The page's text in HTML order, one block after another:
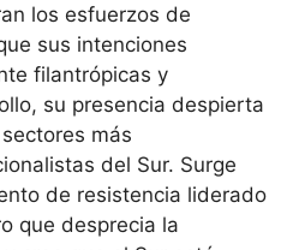
los esfuerzos de
sus intenciones
filantrópicas y
su presencia despierta
más
del Sur. Surge
de resistencia liderado
que desprecia la